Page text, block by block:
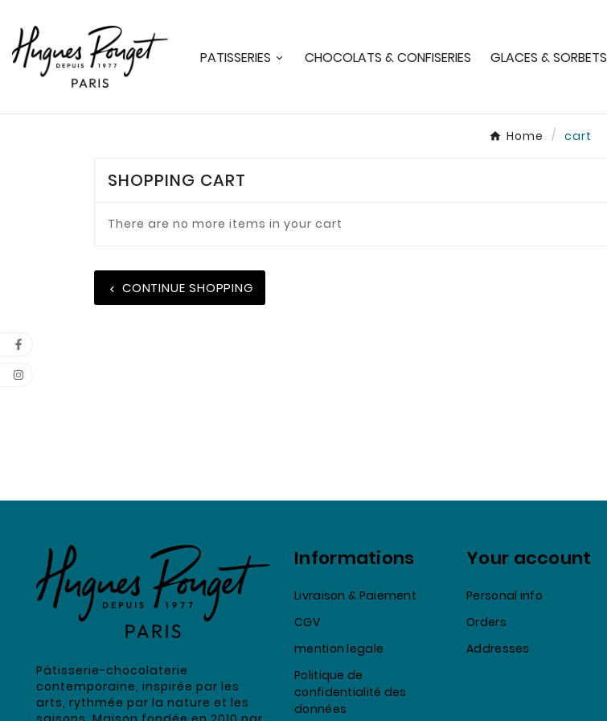
PATISSERIES CHOCOLATS & CONFISERIES GLACES & SORBETS
Home cart
SHOPPING CART
There are no more items in your cart
chevron_left CONTINUE SHOPPING
Pâtisserie-chocolaterie
contemporaine, inspirée par les
arts, rythmée par la nature et les
Informations
Livraison & Paiement
CGV
mention legale
Politique de
confidentialité des
données
Your account
Personal info
Orders
Addresses